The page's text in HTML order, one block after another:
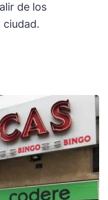
de los